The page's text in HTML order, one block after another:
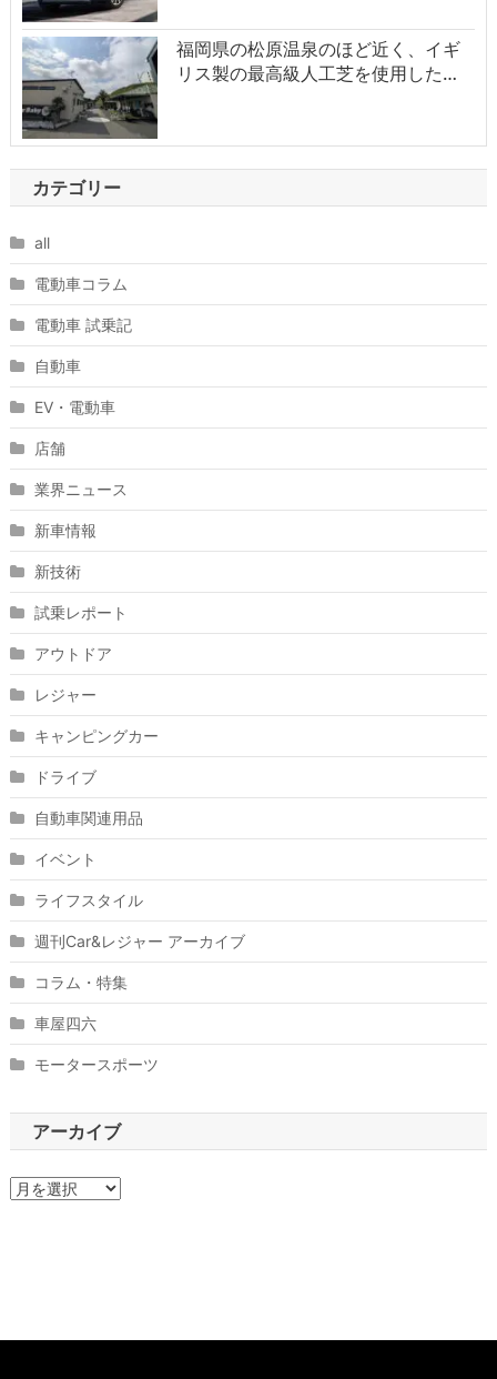
福岡県の松原温泉のほど近く、イギ
リス製の最高級人工芝を使用した…
カテゴリー
all
電動車コラム
電動車 試乗記
自動車
EV・電動車
店舗
業界ニュース
新車情報
新技術
試乗レポート
アウトドア
レジャー
キャンピングカー
ドライブ
自動車関連用品
イベント
ライフスタイル
週刊Car&レジャー アーカイブ
コラム・特集
車屋四六
モータースポーツ
アーカイブ
ア